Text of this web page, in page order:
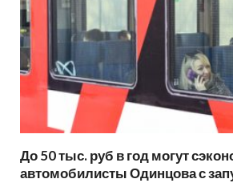
До 50 тыс. руб в год могут
автомобилисты Одинцова с